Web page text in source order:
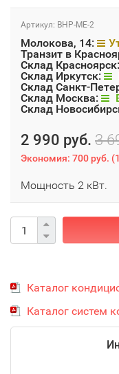
Артикул: BHP-ME-2
Молокова, 14:
Транзит в
Склад Красноярск:
Склад Иркутск:
Склад Санкт-
Склад Москва:
Склад
2 990 руб. 3
Экономия: 700 руб. (
Мощность 2 кВт.
Каталог
Каталог систем